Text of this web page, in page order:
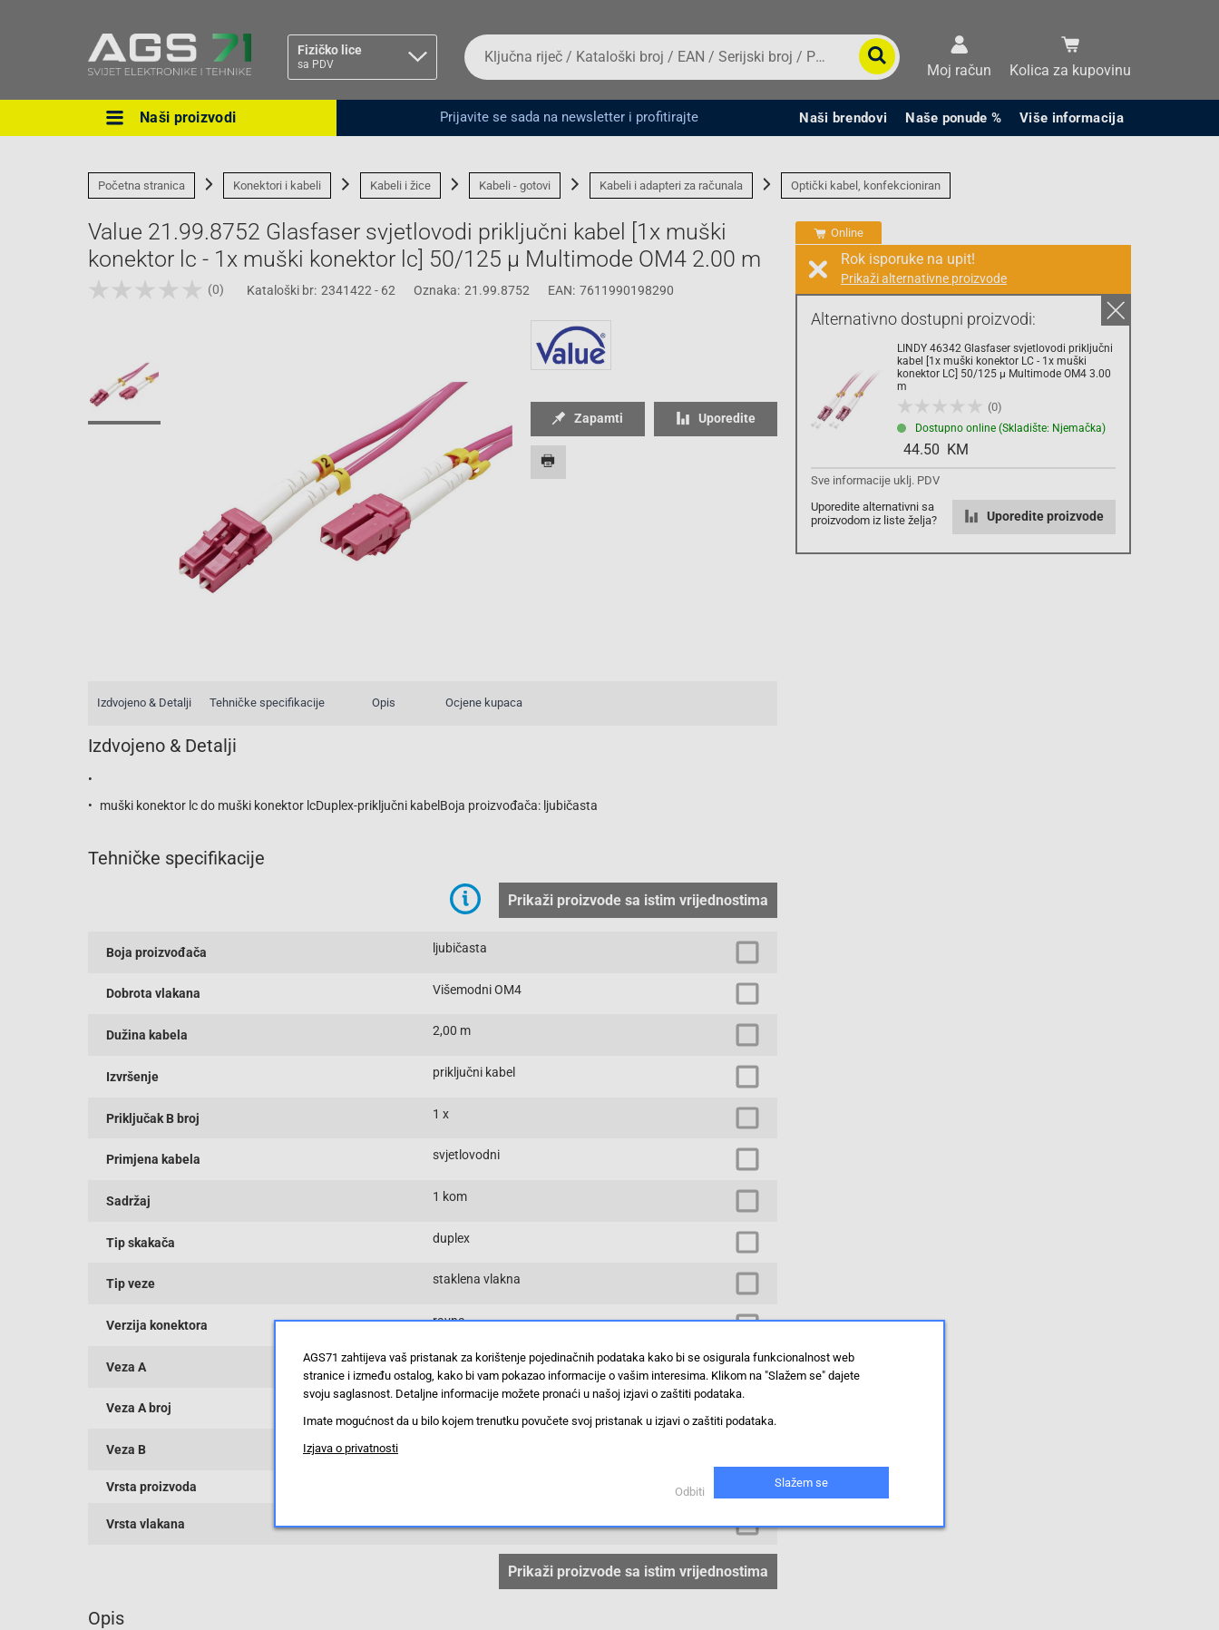
Fizičko lice
sa PDV
Ova postavka prilagođava asortiman proizvoda i
Pravno lice Fizičko lice
Da
biste
potražili
proizvod,
unesite
broj,
EAN
serijski
broj
Moj račun Kolica za kupovinu
Naši proizvodi Prijavite se sada na newsletter i profitirajte Naši brendovi Naše ponude % Više informacija
Početna stranica Konektori i kabeli Kabeli i žice Kabeli - gotovi Kabeli i adapteri za računala Optički kabel, konfekcioniran
Value 21.99.8752 Glasfaser svjetlovodi priključni kabel [1x muški
konektor lc - 1x muški konektor lc] 50/125 µ Multimode OM4 2.00 m
(0) Kataloški br: 2341422 - 62 Oznaka: 21.99.8752 EAN: 7611990198290
Online
Alternativno dostupni proizvodi:
LINDY 46342 Glasfaser svjetlovodi priključni
kabel [1x muški konektor LC - 1x muški
konektor LC] 50/125 µ Multimode OM4 3.00
m
(0)
Dostupno online (Skladište: Njemačka)
44.50 KM
Sve informacije uklj. PDV
Uporedite alternativni sa
proizvodom iz liste želja?
Uporedite proizvode
Rok isporuke na upit!
Prikaži alternativne proizvode
Prodaja i slanje od: Architektengruppe S71 d.o.o.
27.40 KM
sa PDV Troškovi dostave
Komada
Dodaj u košaricu
Zapamti Uporedite
Izdvojeno & Detalji Tehničke specifikacije Opis Ocjene kupaca
Izdvojeno & Detalji
muški konektor lc do muški konektor lcDuplex-priključni kabelBoja proizvođača: ljubičasta
Tehničke specifikacije
Prikaži proizvode sa istim vrijednostima
Boja proizvođača ljubičasta
Dobrota vlakana Višemodni OM4
Dužina kabela 2,00 m
Izvršenje priključni kabel
Priključak B broj 1 x
Primjena kabela svjetlovodni
Sadržaj 1 kom
Tip skakača duplex
Tip veze staklena vlakna
Verzija konektora ravna
Veza A LC-Stecker
Veza A broj
Veza B
Vrsta proizvoda
Vrsta vlakana
Prikaži proizvode sa istim vrijednostima
Opis
AGS71 zahtijeva vaš pristanak za korištenje pojedinačnih podataka kako bi se osigurala funkcionalnost web
stranice i između ostalog, kako bi vam pokazao informacije o vašim interesima. Klikom na "Slažem se" dajete
svoju saglasnost. Detaljne informacije možete pronaći u našoj izjavi o zaštiti podataka.
Imate mogućnost da u bilo kojem trenutku povučete svoj pristanak u izjavi o zaštiti podataka.
Izjava o privatnosti
Odbiti
Slažem se